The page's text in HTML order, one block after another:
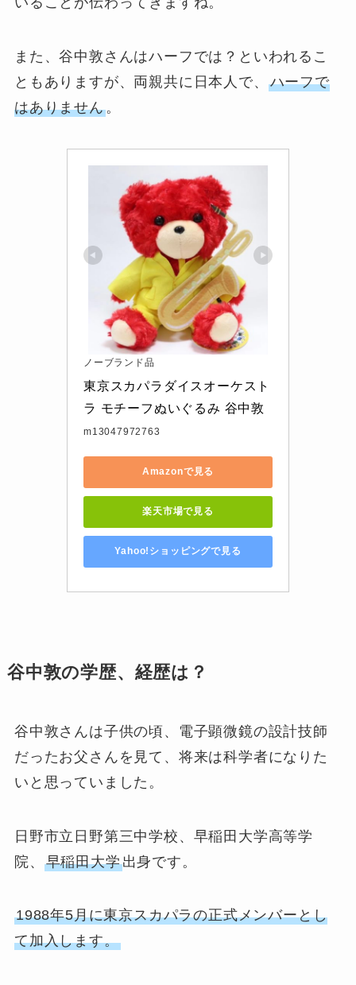
また、谷中敦さんはハーフでは？といわれるこ
ともありますが、両親共に日本人で、 ハーフで
はありません。
ノーブランド品
東京スカパラダイスオーケスト
ラ モチーフぬいぐるみ 谷中敦
m13047972763
Amazonで見る
楽天市場で見る
Yahoo!ショッピングで見る
谷中敦の学歴、経歴は？
谷中敦さんは子供の頃、電子顕微鏡の設計技師
だったお父さんを見て、将来は科学者になりた
いと思っていました。
日野市立日野第三中学校、早稲田大学高等学
院、 早稲田大学出身です。
1988年5月に東京スカパラの正式メンバーとし
て加入します。